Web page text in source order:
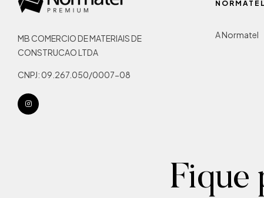
MB COMERCIO DE MATERIAIS DE
CONSTRUCAO LTDA
CNPJ: 09.267.050/0007-08
NORMATEL
A Normatel
Fique